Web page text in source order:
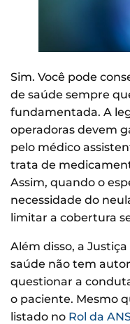
Sim. Você pode
de saúde sempre
fundamentada. A
operadoras devem
pelo médico
trata de
Assim, quando o
necessidade do
limitar a cobertura
Além disso, a
saúde não tem
questionar a
o paciente. Mesmo
listado no Rol da